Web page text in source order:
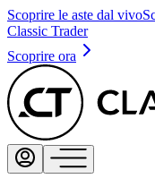
Scoprire le aste dal vivo
Classic Trader
Scoprire ora